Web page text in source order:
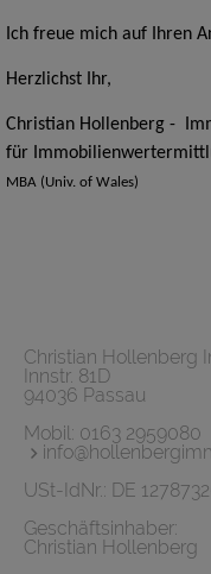
Ich freue mich auf Ihren
Herzlichst Ihr,
Christian Hollenberg -
für
MBA (Univ. of Wales)
Christian Hollenberg
Innstr. 81D
94036 Passau
Mobil: 0163 2959080
USt-IdNr.: DE
Geschäftsinhaber:
Christian Hollenberg